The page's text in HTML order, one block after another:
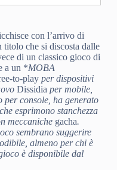
con l’arrivo di
titolo che si discosta dalle
di un classico gioco di
a un *MOBA
to-playper dispositivi
Dissidia per mobile,
per console, ha generato
esprimono stanchezza
meccaniche gacha.
sembrano suggerire
almeno per chi è
è disponibile dal